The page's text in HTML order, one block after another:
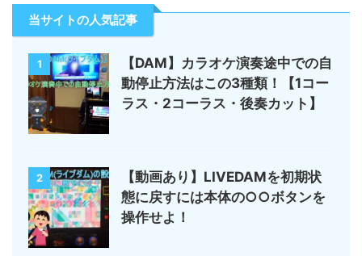
当サイトの人気記事
1
【DAM】カラオケ演奏途中での自
動停止方法はこの3種類！【1コー
ラス・2コーラス・後奏カット】
2
【動画あり】LIVEDAMを初期状
態に戻すには本体の○○ボタンを
操作せよ！